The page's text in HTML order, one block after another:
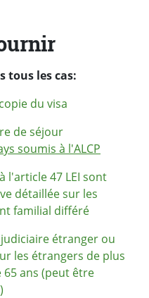
tous les cas:
du visa
de séjour
soumis à l'ALCP
l'article 47 LEI sont
détaillée sur les
familial différé
étranger ou
les étrangers de plus
65 ans (peut être